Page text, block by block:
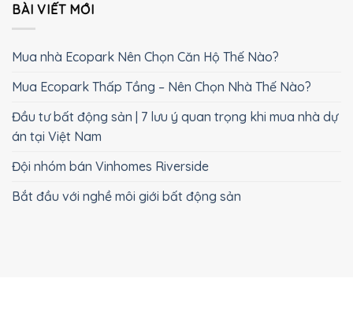
BÀI VIẾT MỚI
Mua nhà Ecopark Nên Chọn Căn Hộ Thế Nào?
Mua Ecopark Thấp Tầng – Nên Chọn Nhà Thế Nào?
Đầu tư bất động sản | 7 lưu ý quan trọng khi mua nhà dự
án tại Việt Nam
Đội nhóm bán Vinhomes Riverside
Bắt đầu với nghề môi giới bất động sản